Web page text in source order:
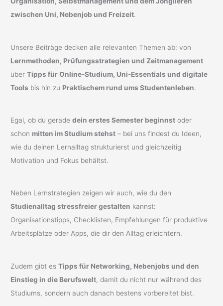
zwischen Uni, Nebenjob und Freizeit.
Unsere Beiträge decken alle relevanten Themen ab: von
Lernmethoden, Prüfungsstrategien und Zeitmanagement
überTipps für Online-Studium, Uni-Essentials und digitale
Tools bis hin zu Praktischem rund ums Studentenleben.
Egal, ob du geradedein erstes Semester beginnst oder
schon mitten im Studium stehst – bei uns findest du Ideen,
wie du deinen Lernalltag strukturierst und gleichzeitig
Motivation und Fokus behältst.
Neben Lernstrategien zeigen wir auch, wie du den
Studienalltag stressfreier gestalten kannst:
Organisationstipps, Checklisten, Empfehlungen für produktive
Arbeitsplätze oder Apps, die dir den Alltag erleichtern.
Zudem gibt esTipps für Networking, Nebenjobs und den
Einstieg in die Berufswelt, damit du nicht nur während des
Studiums, sondern auch danach bestens vorbereitet bist.